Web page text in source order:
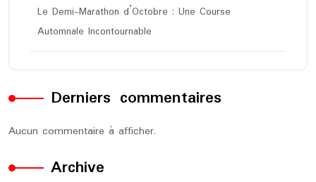
Le Demi-Marathon d’Octobre : Une Course
Automnale Incontournable
Derniers commentaires
Aucun commentaire à afficher.
Archive